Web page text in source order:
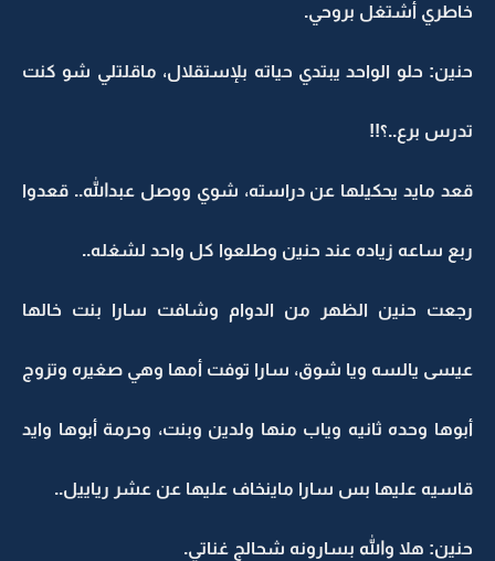
خاطري أشتغل بروحي.
حنين: حلو الواحد يبتدي حياته بلإستقلال، ماقلتلي شو كنت
تدرس برع..؟!!
قعد مايد يحكيلها عن دراسته، شوي ووصل عبدالله.. قعدوا
ربع ساعه زياده عند حنين وطلعوا كل واحد لشغله..
رجعت حنين الظهر من الدوام وشافت سارا بنت خالها
عيسى يالسه ويا شوق، سارا توفت أمها وهي صغيره وتزوج
أبوها وحده ثانيه وياب منها ولدين وبنت، وحرمة أبوها وايد
قاسيه عليها بس سارا ماينخاف عليها عن عشر رياييل..
حنين: هلا والله بسارونه شحالج غناتي.